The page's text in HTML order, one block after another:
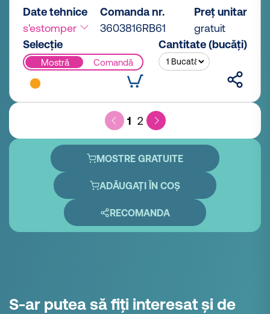
Date tehnice
s'estomper
Comanda nr.
3603816RB61
Preț unitar
gratuit
Selecție
Mostră Comandă
Cantitate (bucăți)
1 2
MOSTRE GRATUITE
ADĂUGAȚI ÎN COȘ
RECOMANDA
S-ar putea să fiți interesat și de